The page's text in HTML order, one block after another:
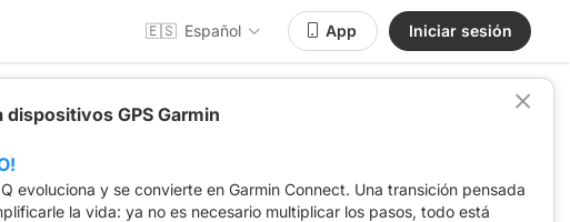
🇪🇸 Español App Iniciar sesión
dispositivos GPS Garmin
evoluciona y se convierte en Garmin Connect. Una transición pensada
la vida: ya no es necesario multiplicar los pasos, todo está